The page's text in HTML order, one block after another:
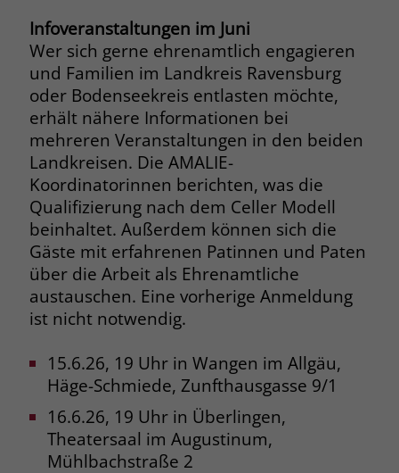
Infoveranstaltungen im Juni
Wer sich gerne ehrenamtlich engagieren
und Familien im Landkreis Ravensburg
oder Bodenseekreis entlasten möchte,
erhält nähere Informationen bei
mehreren Veranstaltungen in den beiden
Landkreisen. Die AMALIE-
Koordinatorinnen berichten, was die
Qualifizierung nach dem Celler Modell
beinhaltet. Außerdem können sich die
Gäste mit erfahrenen Patinnen und Paten
über die Arbeit als Ehrenamtliche
austauschen. Eine vorherige Anmeldung
ist nicht notwendig.
15.6.26, 19 Uhr in Wangen im Allgäu,
Häge-Schmiede, Zunfthausgasse 9/1
16.6.26, 19 Uhr in Überlingen,
Theatersaal im Augustinum,
Mühlbachstraße 2
Name _gcl_dc
Anbieter Google Ads
Laufzeit 90 Tage
Zweck
Dieses Cookie wird gesetzt, wenn ein
User über einen Klick auf eine Google
Werbeanzeige auf die Website gelangt.
Es enthält Informationen darüber,
welche Werbeanzeige geklickt wurde,
sodass erzielte Erfolge wie z.B.
Bestellungen oder Kontaktanfragen der
Anzeige zugewiesen werden können.
Name _fbp
Anbieter Facebook
Laufzeit 3 Monate